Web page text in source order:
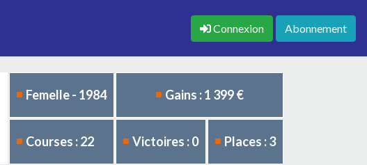
Connexion Abonnement
Femelle - 1984 Gains : 1 399 €
Courses : 22 Victoires : 0 Places : 3